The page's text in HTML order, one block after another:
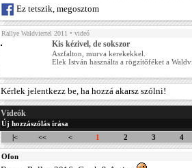
Ez tetszik, megosztom
Rallye Waldviertel 2011 • videó
Kis kézivel, de sokszor
Aszfalton, murva kerekekkel.
Elek István használta a rögzítőféket a
Kérlek jelentkezz be, ha hozzá akarsz szólni!
Videók
Új hozzászólás írása
|<
<< < 1 2 3 4
Ofon